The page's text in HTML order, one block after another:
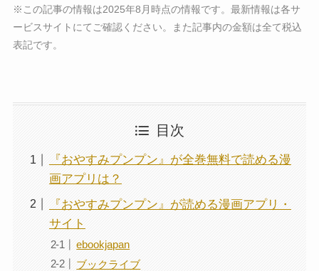
※この記事の情報は2025年8月時点の情報です。最新情報は各サ
ービスサイトにてご確認ください。また記事内の金額は全て税込
表記です。
目次
『おやすみプンプン』が全巻無料で読める漫
画アプリは？
『おやすみプンプン』が読める漫画アプリ・
サイト
ebookjapan
ブックライブ